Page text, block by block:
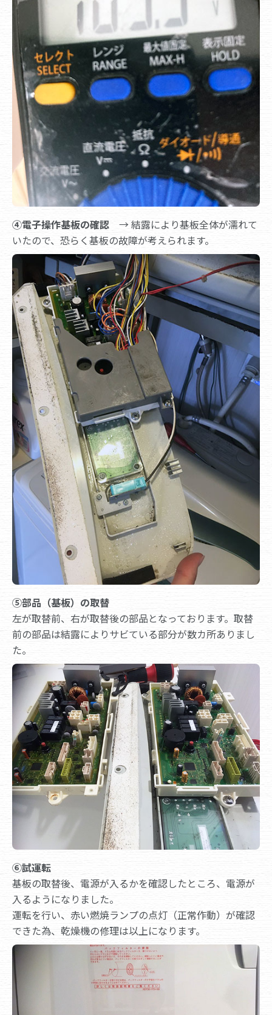
④電子操作基板の確認 → 結露により基板全体が濡れて
いたので、恐らく基板の故障が考えられます。
⑤部品（基板）の取替
左が取替前、右が取替後の部品となっております。取替
前の部品は結露によりサビている部分が数カ所ありまし
た。
⑥試運転
基板の取替後、電源が入るかを確認したところ、電源が
入るようになりました。
運転を行い、赤い燃焼ランプの点灯（正常作動）が確認
できた為、乾燥機の修理は以上になります。